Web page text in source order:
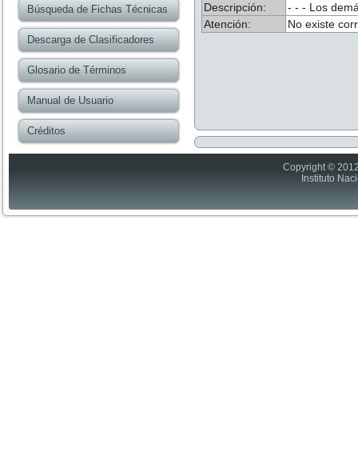
Búsqueda de Fichas Técnicas
Descarga de Clasificadores
Glosario de Términos
Manual de Usuario
Créditos
Descripción:
- - - Los
Atención:
No existe
Copyright ©
Instituto